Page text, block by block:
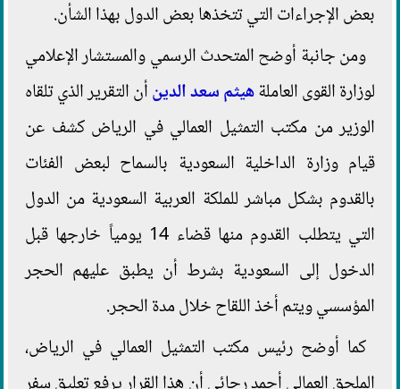
بعض الإجراءات التي تتخذها بعض الدول بهذا الشأن.
ومن جانبة أوضح المتحدث الرسمي والمستشار الإعلامي
لوزارة القوى العاملةهيثم سعد الدينأن التقرير الذي تلقاه
الوزير من مكتب التمثيل العمالي في الرياض كشف عن
قيام وزارة الداخلية السعودية بالسماح لبعض الفئات
بالقدوم بشكل مباشر للملكة العربية السعودية من الدول
التي يتطلب القدوم منها قضاء 14 يومياً خارجها قبل
الدخول إلى السعودية بشرط أن يطبق عليهم الحجر
المؤسسي ويتم أخذ اللقاح خلال مدة الحجر.
كما أوضح رئيس مكتب التمثيل العمالي في الرياض،